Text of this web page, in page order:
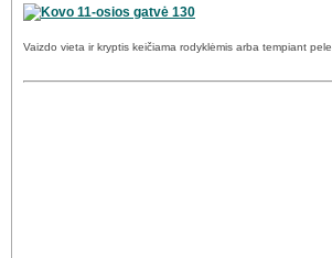
Vaizdo vieta ir kryptis keičiama rodyklėmis arba tempiant pele.